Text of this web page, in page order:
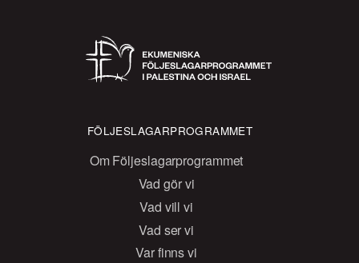
FÖLJESLAGARPROGRAMMET
Om Följeslagarprogrammet
Vad gör vi
Vad vill vi
Vad ser vi
Var finns vi